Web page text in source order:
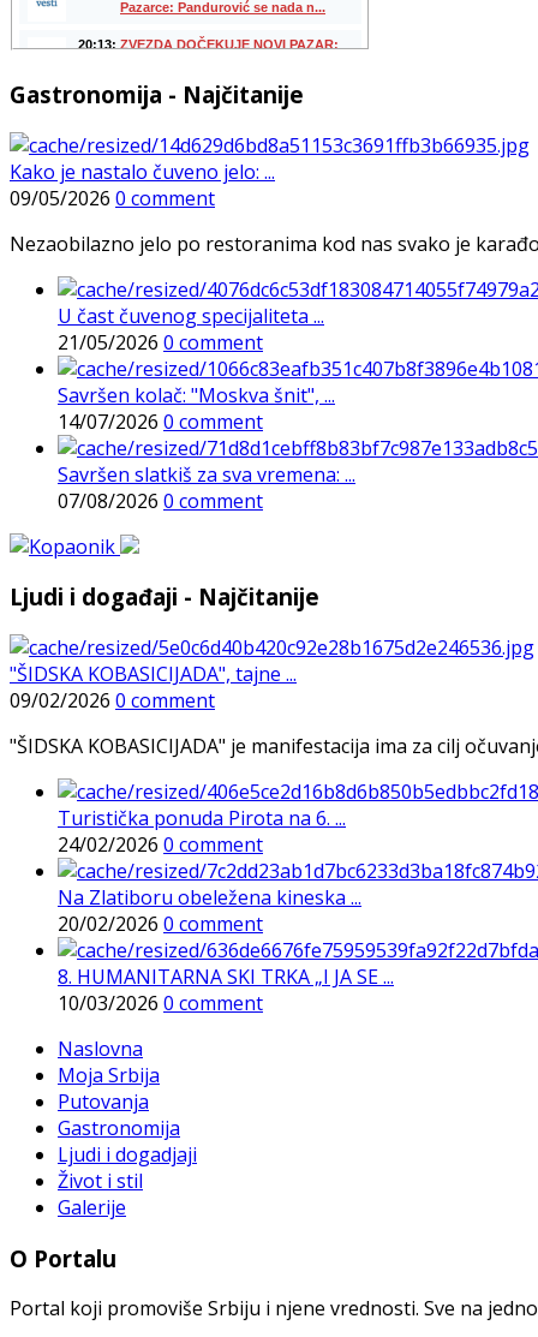
Gastronomija - Najčitanije
Kako je nastalo čuveno jelo: ...
09/05/2026 0 comment
Nezaobilazno jelo po restoranima kod nas svako je
U čast čuvenog specijaliteta ...
21/05/2026 0 comment
Savršen kolač: "Moskva šnit", ...
14/07/2026 0 comment
Savršen slatkiš za sva vremena: ...
07/08/2026 0 comment
Ljudi i događaji - Najčitanije
"ŠIDSKA KOBASICIJADA", tajne ...
09/02/2026 0 comment
"ŠIDSKA KOBASICIJADA" je manifestacija ima za cilj
Turistička ponuda Pirota na 6. ...
24/02/2026 0 comment
Na Zlatiboru obeležena kineska ...
20/02/2026 0 comment
8. HUMANITARNA SKI TRKA „I JA SE ...
10/03/2026 0 comment
Naslovna
Moja Srbija
Putovanja
Gastronomija
Ljudi i dogadjaji
Život i stil
Galerije
O Portalu
Portal koji promoviše Srbiju i njene vrednosti. Sve na